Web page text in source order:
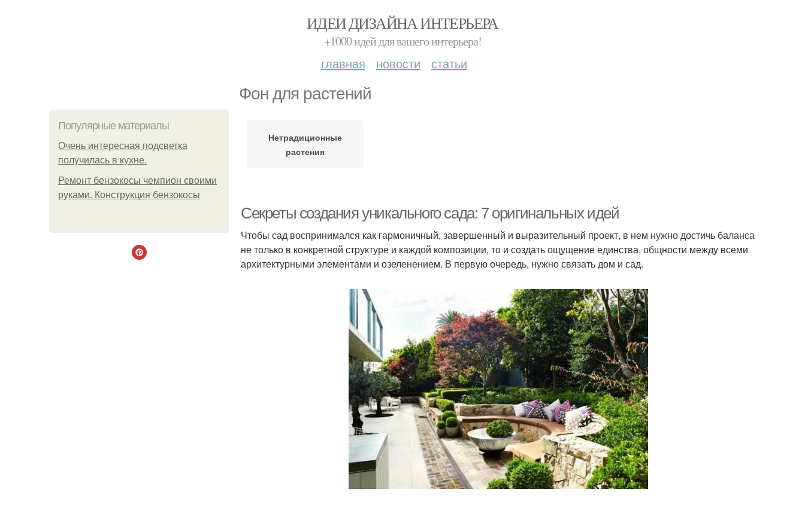
ИДЕИ ДИЗАЙНА ИНТЕРЬЕРА
+1000 идей для вашего интерьера!
главная новости статьи
Фон для растений
Популярные материалы
Очень интересная подсветка
получилась в кухне.
Ремонт бензокосы чемпион своими
руками. Конструкция бензокосы
Нетрадиционные
растения
Секреты создания уникального сада: 7 оригинальных идей
Чтобы сад воспринимался как гармоничный, завершенный и выразительный проект, в нем нужно достичь баланса
не только в конкретной структуре и каждой композиции, то и создать ощущение единства, общности между всеми
архитектурными элементами и озеленением. В первую очередь, нужно связать дом и сад.